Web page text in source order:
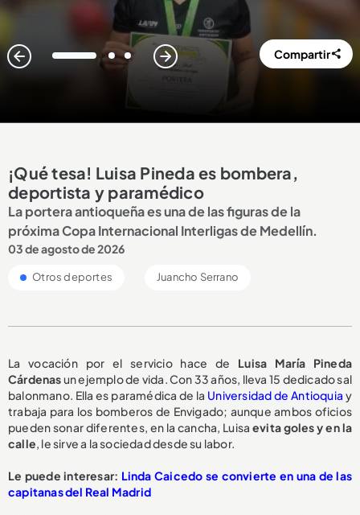
1 2 3 Compartir
¡Qué tesa! Luisa Pineda es bombera,
deportista y paramédico
La portera antioqueña es una de las figuras de la
próxima Copa Internacional Interligas de Medellín.
03 de agosto de 2026
Otros deportes Juancho Serrano
La vocación por el servicio hace de Luisa María Pineda
Cárdenasun ejemplo de vida. Con 33 años, lleva 15 dedicado sal
balonmano. Ella es paramédica de la Universidad de Antioquia y
trabaja para los bomberos de Envigado; aunque ambos oficios
pueden sonar diferentes, en la cancha, Luisa evita goles y en la
calle , le sirve a la sociedad desde su labor.
Le puede interesar: Linda Caicedo se convierte en una de las
capitanas del Real Madrid